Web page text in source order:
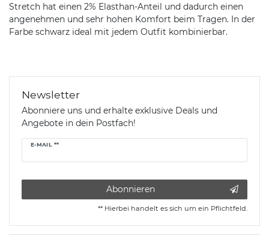
Stretch hat einen 2% Elasthan-Anteil und dadurch einen
angenehmen und sehr hohen Komfort beim Tragen. In der
Farbe schwarz ideal mit jedem Outfit kombinierbar.
Newsletter
Abonniere uns und erhalte exklusive Deals und
Angebote in dein Postfach!
E-MAIL **
Newsletter
Abonnieren
** Hierbei handelt es sich um ein Pflichtfeld.